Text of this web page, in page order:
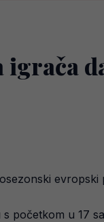
igrača
početkom u 17